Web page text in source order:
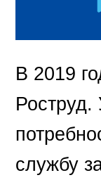
В 2019
Роструд.
службу